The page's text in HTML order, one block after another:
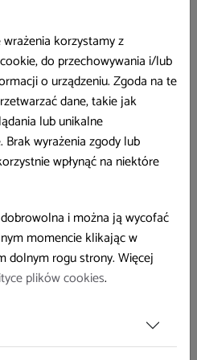
osobowością skłonną do
negatywnych emocji, takich
korzystamy z
do przechowywania i/lub
o urządzeniu. Zgoda na te
dane, takie jak
lub unikalne
wyrażenia zgody lub
wpłynąć na niektóre
i można ją wycofać
momencie klikając w
dolnym rogu strony. Więcej
plików cookies.